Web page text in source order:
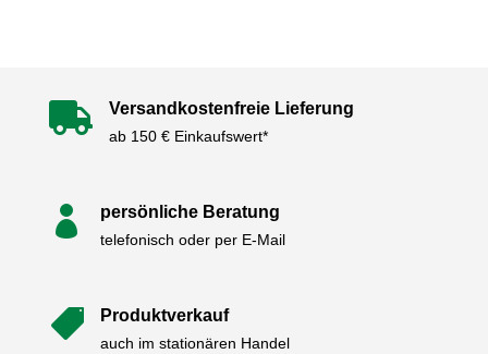
 Versandkostenfreie Lieferung
ab 150 € Einkaufswert*
 persönliche Beratung
telefonisch oder per E-Mail
 Produktverkauf
auch im stationären Handel